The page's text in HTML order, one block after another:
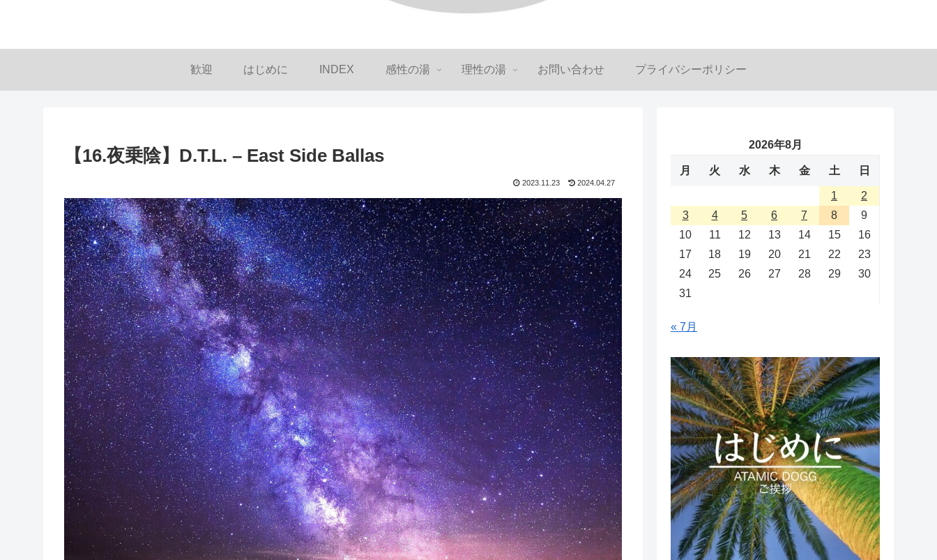
歓迎 はじめに INDEX 感性の湯 理性の湯 お問い合わせ プライバシーポリシー
【16.夜乗陰】D.T.L. – East Side Ballas
2023.11.23 2024.04.27
2026年8月
月 火 水 木 金 土 日
1
2
3
4 5 6 7 8
9
10
11 12 13 14 15
16
17
18 19 20 21 22
23
24
25 26 27 28 29
30
31
« 7月